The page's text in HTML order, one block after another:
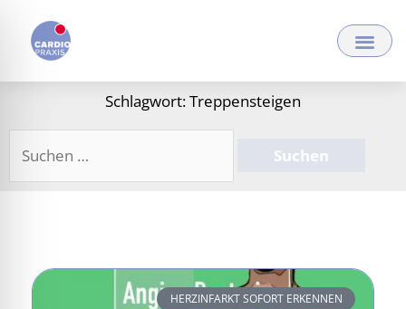
Inhalt
springen
Schlagwort: Treppensteigen
HERZINFARKT SOFORT ERKENNEN